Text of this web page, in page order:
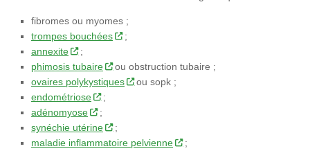
fibromes ou myomes ;
trompes bouchées
;
annexite
;
phimosis tubaire
ou obstruction tubaire ;
ovaires polykystiques
ou sopk ;
endométriose
;
adénomyose
;
synéchie utérine
;
maladie inflammatoire pelvienne
;